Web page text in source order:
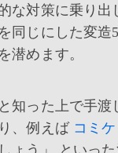
な対策に乗り
同じにした変
潜めます。
知った上で手渡
、例えば コミケ